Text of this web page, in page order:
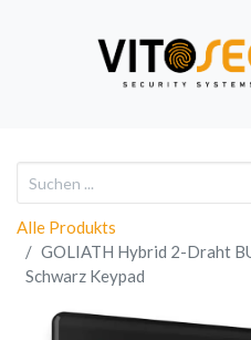
Alle Produkts
GOLIATH Hybrid 2-Draht
Schwarz Keypad